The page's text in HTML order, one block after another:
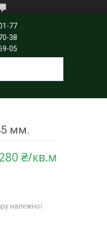
77
38
05
мм.
₴/кв.м
належної